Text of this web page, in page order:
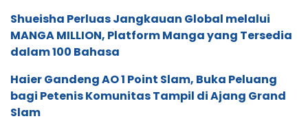
Shueisha Perluas Jangkauan Global melalui
MANGA MILLION, Platform Manga yang Tersedia
dalam 100 Bahasa
Haier Gandeng AO 1 Point Slam, Buka Peluang
bagi Petenis Komunitas Tampil di Ajang Grand
Slam